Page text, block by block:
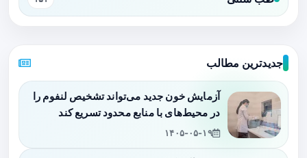
جدیدترین مطالب
آزمایش خون جدید می‌تواند تشخیص لنفوم را
در محیط‌های با منابع محدود تسریع کند
۱۴۰۵-۰۵-۱۹